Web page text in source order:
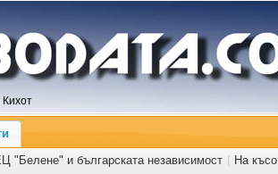
"Белене" и българската независимост На късо